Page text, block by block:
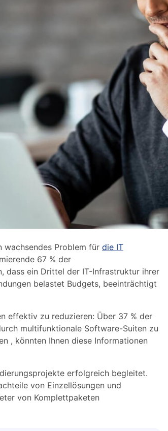
wachsendes Problem fürdie IT
67 % der
dass ein Drittel der IT-Infrastruktur ihrer
belastet Budgets, beeinträchtigt
effektiv zu reduzieren: Über 37 % der
multifunktionale Software-Suiten zu
, könnten Ihnen diese Informationen
erfolgreich begleitet.
von Einzellösungen und
von Komplettpaketen